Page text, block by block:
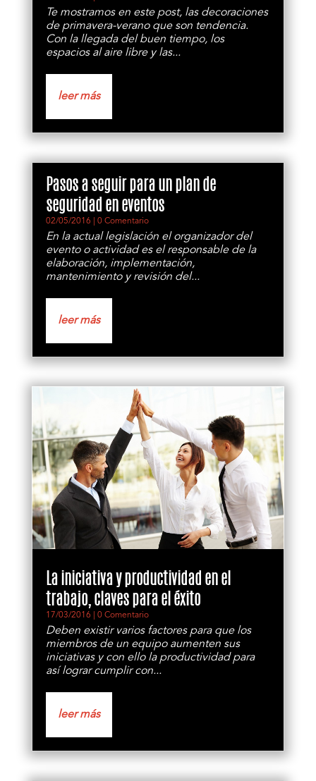
Te mostramos en este post, las decoraciones
de primavera-verano que son tendencia.
Con la llegada del buen tiempo, los
espacios al aire libre y las...
leer más
Pasos a seguir para un plan de
seguridad en eventos
02/05/2016 | 0 Comentario
En la actual legislación el organizador del
evento o actividad es el responsable de la
elaboración, implementación,
mantenimiento y revisión del...
leer más
La iniciativa y productividad en el
trabajo, claves para el éxito
17/03/2016 | 0 Comentario
Deben existir varios factores para que los
miembros de un equipo aumenten sus
iniciativas y con ello la productividad para
así lograr cumplir con...
leer más